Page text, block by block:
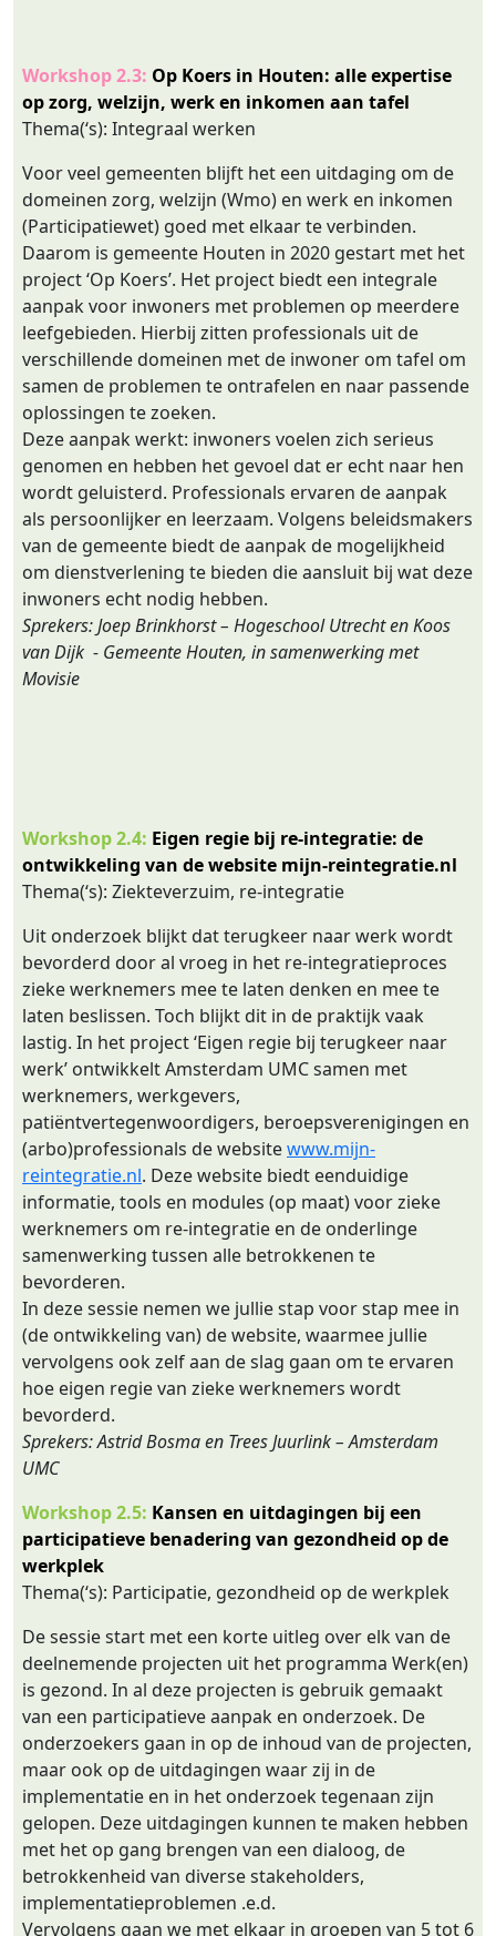
Workshop 2.3: Op Koers in Houten: alle expertise
op zorg, welzijn, werk en inkomen aan tafel
Thema(‘s): Integraal werken
Voor veel gemeenten blijft het een uitdaging om de
domeinen zorg, welzijn (Wmo) en werk en inkomen
(Participatiewet) goed met elkaar te verbinden.
Daarom is gemeente Houten in 2020 gestart met het
project ‘Op Koers’. Het project biedt een integrale
aanpak voor inwoners met problemen op meerdere
leefgebieden. Hierbij zitten professionals uit de
verschillende domeinen met de inwoner om tafel om
samen de problemen te ontrafelen en naar passende
oplossingen te zoeken.
Deze aanpak werkt: inwoners voelen zich serieus
genomen en hebben het gevoel dat er echt naar hen
wordt geluisterd. Professionals ervaren de aanpak
als persoonlijker en leerzaam. Volgens beleidsmakers
van de gemeente biedt de aanpak de mogelijkheid
om dienstverlening te bieden die aansluit bij wat deze
inwoners echt nodig hebben.
Sprekers: Joep Brinkhorst – Hogeschool Utrecht en Koos
van Dijk - Gemeente Houten, in samenwerking met
Movisie
Workshop 2.4: Eigen regie bij re-integratie: de
ontwikkeling van de website mijn-reintegratie.nl
Thema(‘s): Ziekteverzuim, re-integratie
Uit onderzoek blijkt dat terugkeer naar werk wordt
bevorderd door al vroeg in het re-integratieproces
zieke werknemers mee te laten denken en mee te
laten beslissen. Toch blijkt dit in de praktijk vaak
lastig. In het project ‘Eigen regie bij terugkeer naar
werk’ ontwikkelt Amsterdam UMC samen met
werknemers, werkgevers,
patiëntvertegenwoordigers, beroepsverenigingen en
(arbo)professionals de websitewww.mijn-
reintegratie.nl. Deze website biedt eenduidige
informatie, tools en modules (op maat) voor zieke
werknemers om re-integratie en de onderlinge
samenwerking tussen alle betrokkenen te
bevorderen.
In deze sessie nemen we jullie stap voor stap mee in
(de ontwikkeling van) de website, waarmee jullie
vervolgens ook zelf aan de slag gaan om te ervaren
hoe eigen regie van zieke werknemers wordt
bevorderd.
Sprekers: Astrid Bosma en Trees Juurlink – Amsterdam
UMC
Workshop 2.5: Kansen en uitdagingen bij een
participatieve benadering van gezondheid op de
werkplek
Thema(‘s): Participatie, gezondheid op de werkplek
De sessie start met een korte uitleg over elk van de
deelnemende projecten uit het programma Werk(en)
is gezond. In al deze projecten is gebruik gemaakt
van een participatieve aanpak en onderzoek. De
onderzoekers gaan in op de inhoud van de projecten,
maar ook op de uitdagingen waar zij in de
implementatie en in het onderzoek tegenaan zijn
gelopen. Deze uitdagingen kunnen te maken hebben
met het op gang brengen van een dialoog, de
betrokkenheid van diverse stakeholders,
implementatieproblemen .e.d.
Vervolgens gaan we met elkaar in groepen van 5 tot 6